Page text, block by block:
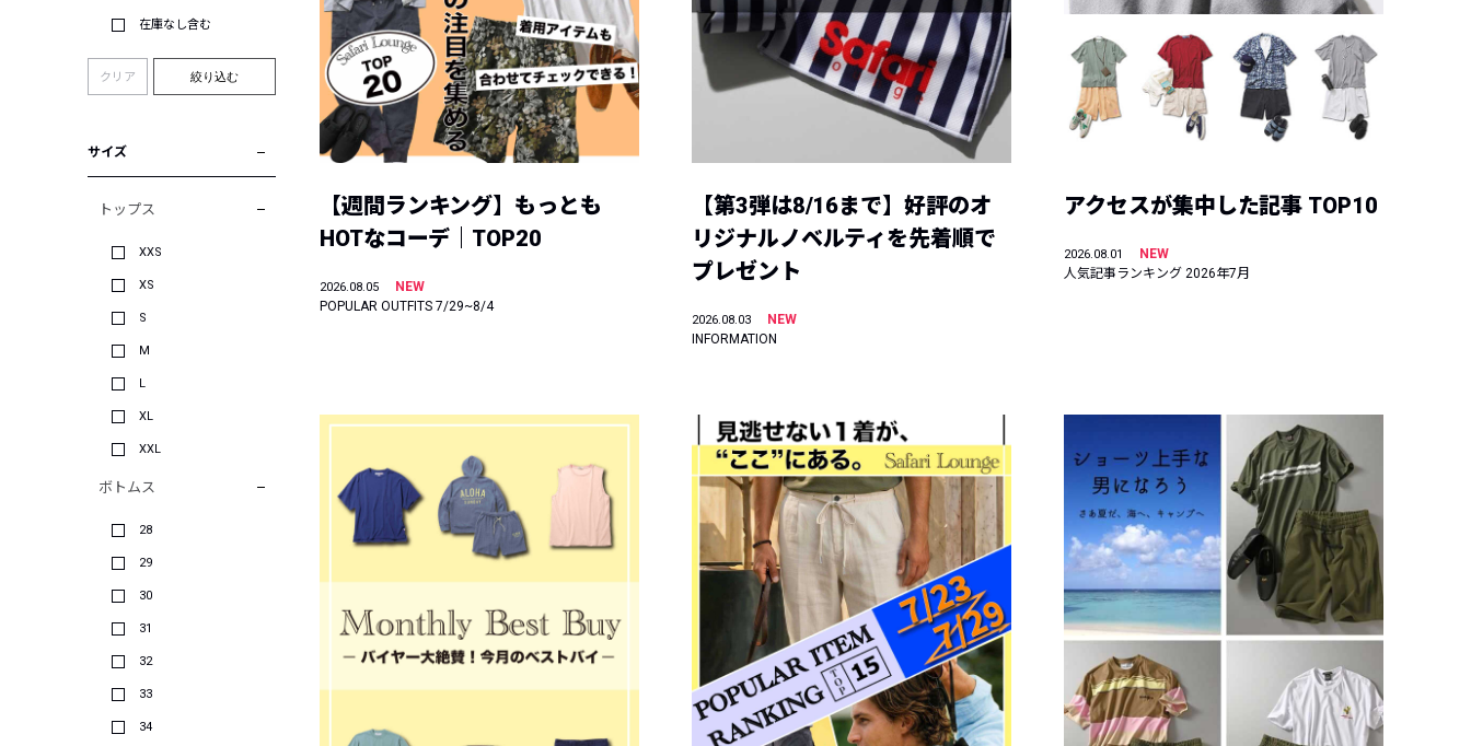
在庫なし含む
クリア 絞り込む
サイズ
トップス
XXS
XS
S
M
L
XL
XXL
ボトムス
28
29
30
31
32
33
34
【週間ランキング】もっとも
HOTなコーデ｜TOP20
2026.08.05
NEW
POPULAR OUTFITS 7/29~8/4
【第3弾は8/16まで】好評のオ
リジナルノベルティを先着順で
プレゼント
2026.08.03
NEW
INFORMATION
アクセスが集中した記事 TOP10
2026.08.01
NEW
人気記事ランキング 2026年7月